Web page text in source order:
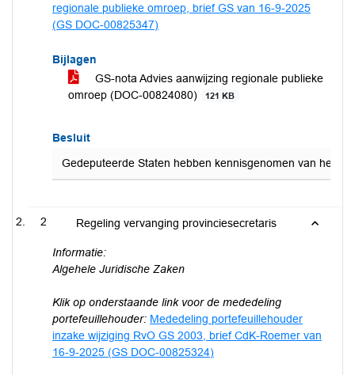
regionale publieke omroep, brief GS van 16-9-2025
(GS DOC-00825347)
Bijlagen
GS-nota Advies aanwijzing regionale publieke
omroep (DOC-00824080)
121 KB
Besluit
Gedeputeerde Staten hebben kennisgenomen van het
2 Regeling vervanging provinciesecretaris
Informatie:
Algehele Juridische Zaken
Klik op onderstaande link voor de mededeling
portefeuillehouder: Mededeling portefeuillehouder
inzake wijziging RvO GS 2003, brief CdK-Roemer van
16-9-2025 (GS DOC-00825324)